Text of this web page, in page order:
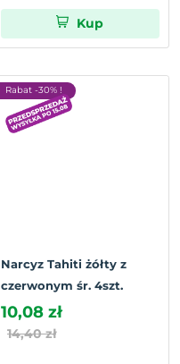
Kup
Rabat -30% !
Narcyz Tahiti żółty z
czerwonym śr. 4szt.
10,08 zł
14,40 zł